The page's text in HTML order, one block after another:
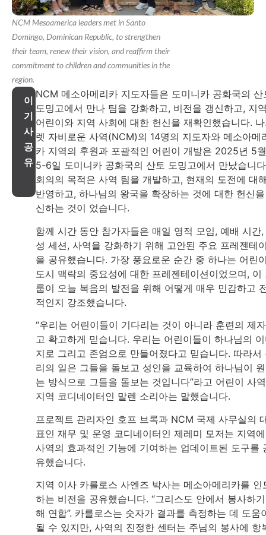
NCM Mesoamerica leaders met in Santo
Domingo, Dominican Republic, to strengthen
their team, renew their vision, and reaffirm their
commitment to children and communities in the
region.
이
기
사
공
유
NCM 메소아메리카 지도자들은 도미니카 공화국의 산
도밍고에서 만나 팀을 강화하고, 비전을 갱신하고, 지
어린이와 지역 사회에 대한 헌신을 재확인했습니다.
렛 자비로운 사역(NCM)의 14명의 지도자와 메소아메
카 지역의 후원과 포괄적인 어린이 개발은 2025년 5월
5-6일 도미니카 공화국의 산토 도밍고에서 만났습니
회의의 목적은 사역 팀을 개발하고, 현재의 도전에 대
반영하고, 하나님의 왕국을 확장하는 것에 대한 헌신
신하는 것이 었습니다.
함께 시간 동안 참가자들은 매일 영적 모임, 예배 시간,
성 세션, 사역을 강화하기 위해 고안된 주요 프레젠테
을 공유했습니다. 가장 풍요로운 순간 중 하나는 어린
도시 맥락의 중요성에 대한 프레젠테이션이었으며, 이
룹이 오늘 복음의 발전을 위해 어떻게 매우 민감하고
적인지 강조했습니다.
“우리는 어린이들이 기다리는 것이 아니라 훈련의 제
고 확고하게 믿습니다. 우리는 어린이들이 하나님의
지로 그리고 존엄으로 만들어졌다고 믿습니다. 따라서
리의 일은 그들을 돌보고 성인을 교육하여 하나님이
는 방식으로 그들을 돌보는 것입니다”라고 어린이 사
지역 코디네이터인 말렌 소리아는 말했습니다.
프로젝트 관리자인 호프 브록과 NCM 국제 사무실의
표인 재무 및 운영 코디네이터인 제레미 모저는 지역
사역의 효과적인 기능에 기여하는 업데이트된 도구를
유했습니다.
지역 이사 카를로스 사엔즈 박사는 메소아메리카를 인
하는 비전을 공유했습니다. “그리스도 안에서 봉사하
해 연합”. 카를로스는 숫자가 결과를 측정하는 데 도움
될 수 있지만, 사역의 진정한 센터는 주님의 봉사에 항